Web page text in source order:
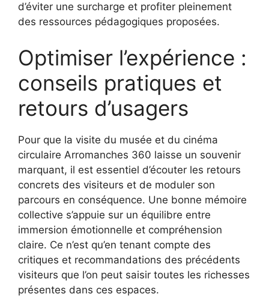
d’éviter une surcharge et profiter pleinement
des ressources pédagogiques proposées.
Optimiser l’expérience :
conseils pratiques et
retours d’usagers
Pour que la visite du musée et du cinéma
circulaire Arromanches 360 laisse un souvenir
marquant, il est essentiel d’écouter les retours
concrets des visiteurs et de moduler son
parcours en conséquence. Une bonne mémoire
collective s’appuie sur un équilibre entre
immersion émotionnelle et compréhension
claire. Ce n’est qu’en tenant compte des
critiques et recommandations des précédents
visiteurs que l’on peut saisir toutes les richesses
présentes dans ces espaces.